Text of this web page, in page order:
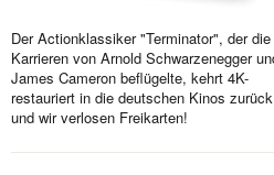
Der Actionklassiker "Terminator", der die
Karrieren von Arnold Schwarzenegger
James Cameron beflügelte, kehrt 4K-
restauriert in die deutschen Kinos zurück
und wir verlosen Freikarten!